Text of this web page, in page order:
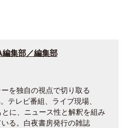
集部／編集部
を独自の視点で切り取る
テレビ番組、ライブ現場、
に、ニュース性と解釈を組み
る。白夜書房発行の雑誌